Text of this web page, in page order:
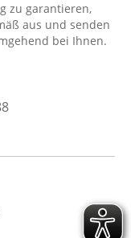
zu garantieren,
aus und senden
bei Ihnen.